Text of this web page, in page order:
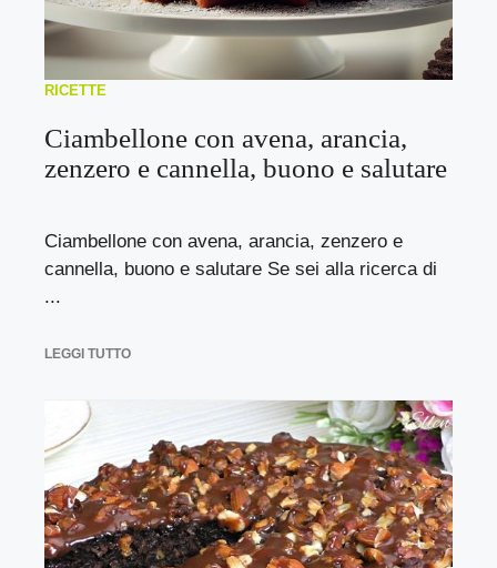
RICETTE
Ciambellone con avena, arancia,
zenzero e cannella, buono e salutare
Ciambellone con avena, arancia, zenzero e
cannella, buono e salutare Se sei alla ricerca di
...
LEGGI TUTTO